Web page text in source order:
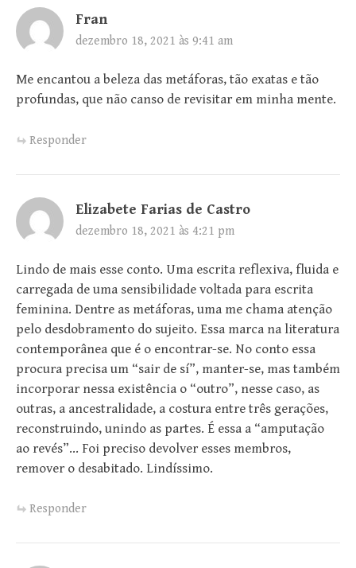
Fran
dezembro 18, 2021 às 9:41 am
Me encantou a beleza das metáforas, tão exatas e tão
profundas, que não canso de revisitar em minha mente.
Responder
Elizabete Farias de Castro
dezembro 18, 2021 às 4:21 pm
Lindo de mais esse conto. Uma escrita reflexiva, fluida e
carregada de uma sensibilidade voltada para escrita
feminina. Dentre as metáforas, uma me chama atenção
pelo desdobramento do sujeito. Essa marca na literatura
contemporânea que é o encontrar-se. No conto essa
procura precisa um “sair de sí”, manter-se, mas também
incorporar nessa existência o “outro”, nesse caso, as
outras, a ancestralidade, a costura entre três gerações,
reconstruindo, unindo as partes. É essa a “amputação
ao revés”… Foi preciso devolver esses membros,
remover o desabitado. Lindíssimo.
Responder